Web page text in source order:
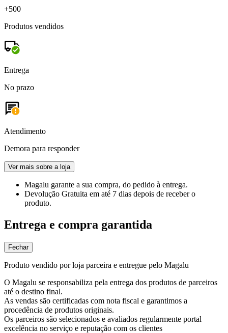
+500
Produtos vendidos
Entrega
No prazo
Atendimento
Demora para responder
Ver mais sobre a loja
Magalu garante a sua compra, do pedido à entrega.
Devolução Gratuita em até 7 dias depois de receber o
produto.
Entrega e compra garantida
Fechar
Produto vendido por loja parceira e entregue pelo Magalu
O Magalu se responsabiliza pela entrega dos produtos de parceiros
até o destino final.
As vendas são certificadas com nota fiscal e garantimos a
procedência de produtos originais.
Os parceiros são selecionados e avaliados regularmente portal
excelência no serviço e reputação com os clientes